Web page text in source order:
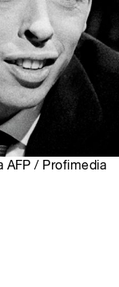
AFP / Profimedia